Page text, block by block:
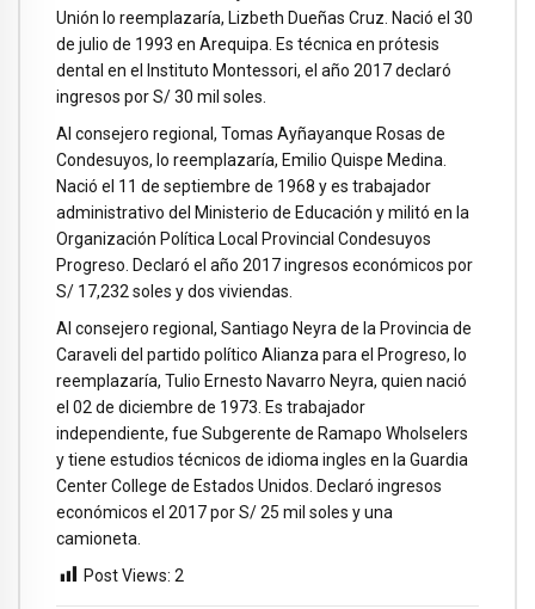
Unión lo reemplazaría, Lizbeth Dueñas Cruz. Nació el 30
de julio de 1993 en Arequipa. Es técnica en prótesis
dental en el Instituto Montessori, el año 2017 declaró
ingresos por S/ 30 mil soles.
Al consejero regional, Tomas Ayñayanque Rosas de
Condesuyos, lo reemplazaría, Emilio Quispe Medina.
Nació el 11 de septiembre de 1968 y es trabajador
administrativo del Ministerio de Educación y militó en la
Organización Política Local Provincial Condesuyos
Progreso. Declaró el año 2017 ingresos económicos por
S/ 17,232 soles y dos viviendas.
Al consejero regional, Santiago Neyra de la Provincia de
Caraveli del partido político Alianza para el Progreso, lo
reemplazaría, Tulio Ernesto Navarro Neyra, quien nació
el 02 de diciembre de 1973. Es trabajador
independiente, fue Subgerente de Ramapo Wholselers
y tiene estudios técnicos de idioma ingles en la Guardia
Center College de Estados Unidos. Declaró ingresos
económicos el 2017 por S/ 25 mil soles y una
camioneta.
Post Views: 2